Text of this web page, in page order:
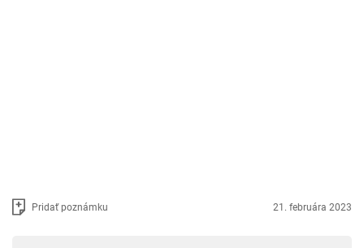
Pridať poznámku 21. februára 2023